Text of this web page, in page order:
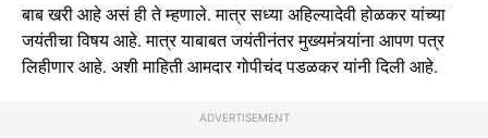
बाब खरी आहे असं ही ते म्हणाले. मात्र सध्या अहिल्यादेवी होळकर यांच्या
जयंतीचा विषय आहे. मात्र याबाबत जयंतीनंतर मुख्यमंत्र्यांना आपण पत्र
लिहीणार आहे. अशी माहिती आमदार गोपीचंद पडळकर यांनी दिली आहे.
ADVERTISEMENT